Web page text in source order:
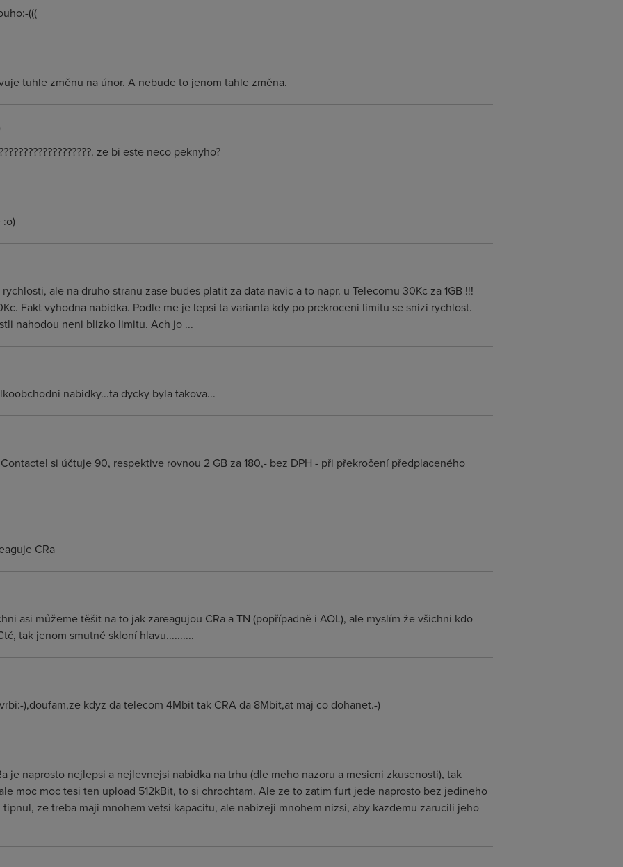
(((
tuhle změnu na únor. A nebude to jenom tahle změna.
ze bi este neco peknyho?
ale na druho stranu zase budes platit za data navic a to napr. u Telecomu 30Kc za 1GB !!!
Fakt vyhodna nabidka. Podle me je lepsi ta varianta kdy po prekroceni limitu se snizi rychlost.
nahodou neni blizko limitu. Ach jo ...
nabidky...ta dycky byla takova...
si účtuje 90, respektive rovnou 2 GB za 180,- bez DPH - při překročení předplaceného
CRa
asi můžeme těšit na to jak zareagujou CRa a TN (popřípadně i AOL), ale myslím že všichni kdo
tak jenom smutně skloní hlavu..........
),doufam,ze kdyz da telecom 4Mbit tak CRA da 8Mbit,at maj co dohanet.-)
je naprosto nejlepsi a nejlevnejsi nabidka na trhu (dle meho nazoru a mesicni zkusenosti), tak
moc moc tesi ten upload 512kBit, to si chrochtam. Ale ze to zatim furt jede naprosto bez jedineho
ze treba maji mnohem vetsi kapacitu, ale nabizeji mnohem nizsi, aby kazdemu zarucili jeho